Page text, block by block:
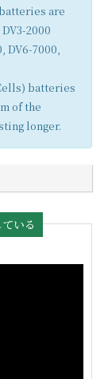
are
2000
DV6-7000,
batteries
of the
longer.
いる